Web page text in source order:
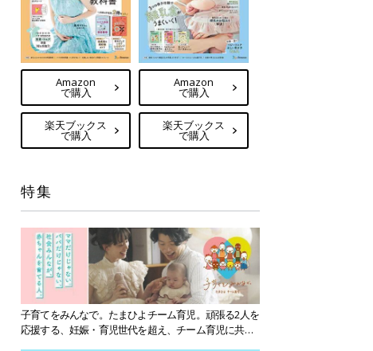
Amazon
で購入
楽天ブックス
で購入
Amazon
で購入
楽天ブックス
で購入
特集
子育てをみんなで。たまひよチーム育児。頑張る2人を
応援する、妊娠・育児世代を超え、チーム育児に共感